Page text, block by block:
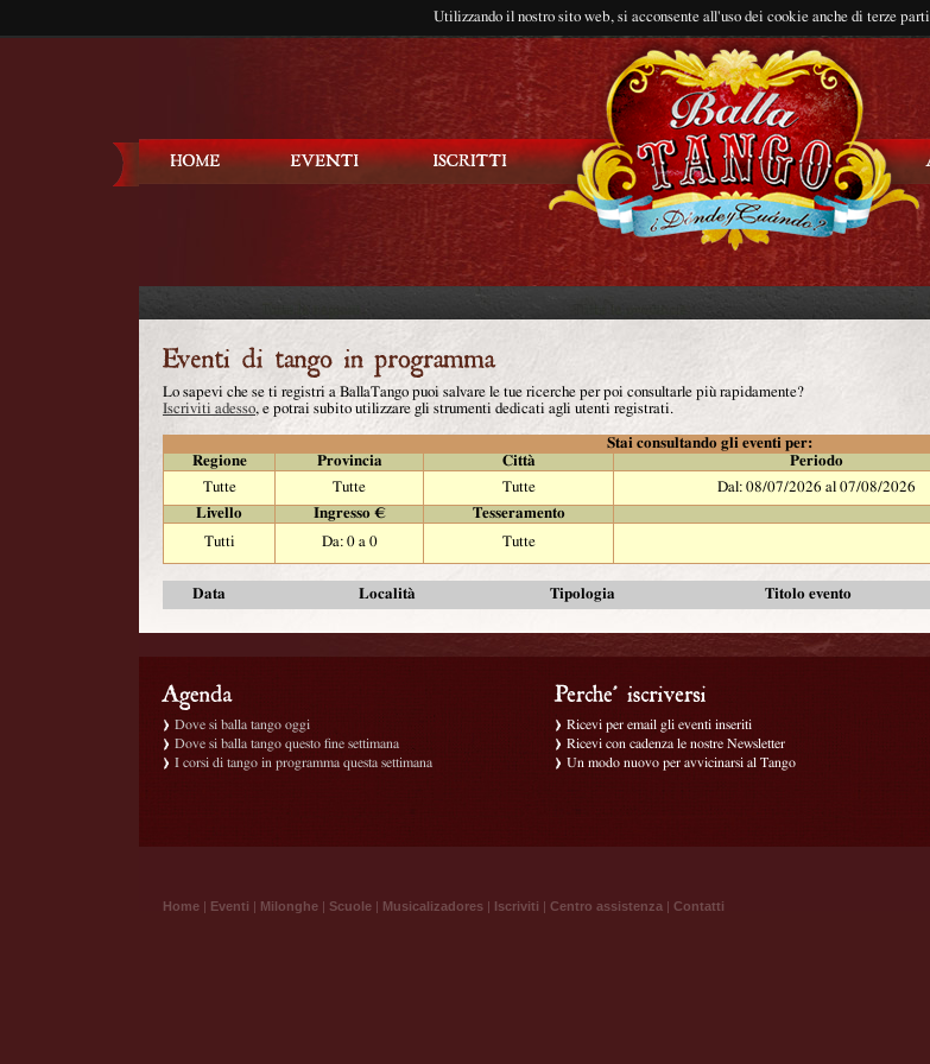
Utilizzando il nostro sito web, si acconsente all'uso dei cookie anche di terze parti
Lo sapevi che se ti registri a BallaTango puoi salvare le tue ricerche per poi consultarle più rapidamente?
Iscriviti adesso, e potrai subito utilizzare gli strumenti dedicati agli utenti registrati.
Stai consultando gli eventi per:
Regione
Provincia Città Periodo
Tutte
Tutte Tutte Dal: 08/07/2026 al 07/08/2026
Livello
Ingresso €
Tesseramento
Tutti
Da: 0 a 0 Tutte
Data Località Tipologia Titolo evento
Dove si balla tango oggi
Dove si balla tango questo fine settimana
I corsi di tango in programma questa settimana
Ricevi per email gli eventi inseriti
Ricevi con cadenza le nostre Newsletter
Un modo nuovo per avvicinarsi al Tango
Home | Eventi | Milonghe | Scuole | Musicalizadores | Iscriviti | Centro assistenza | Contatti